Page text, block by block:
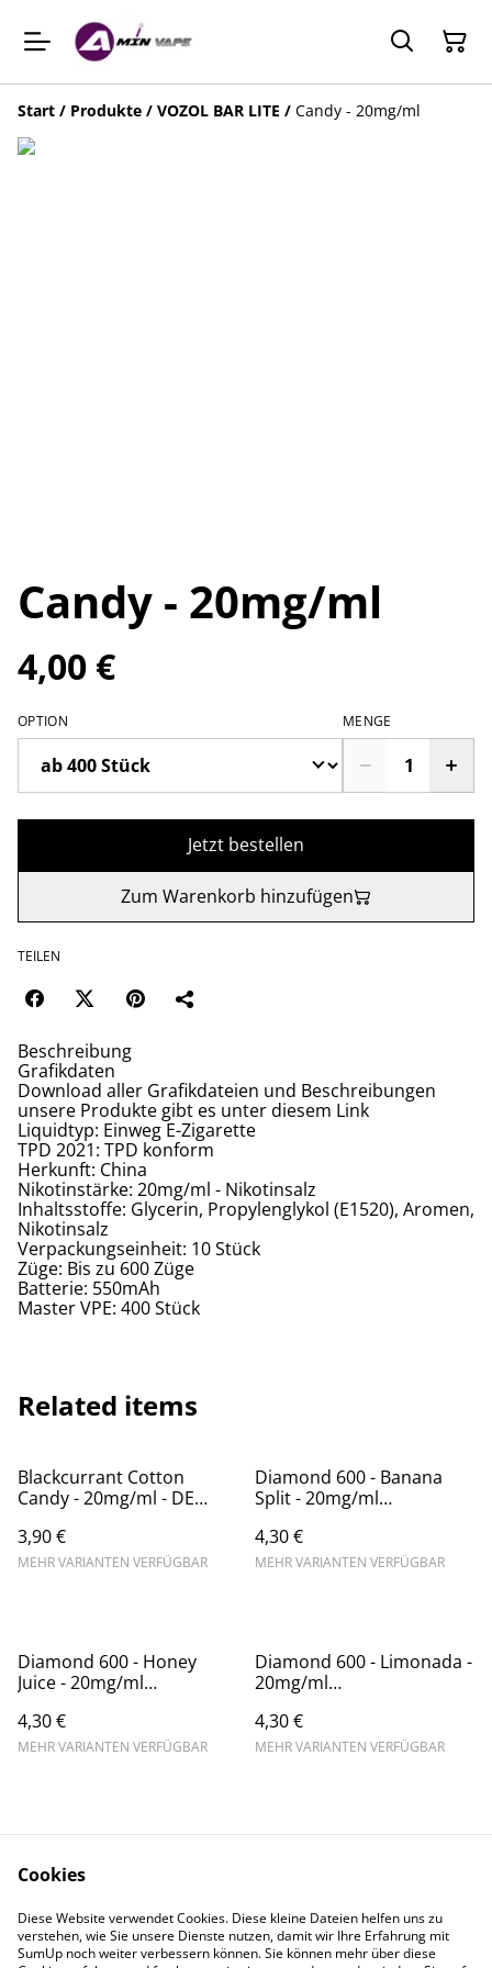
Start / Produkte / VOZOL BAR LITE / Candy - 20mg/ml
Candy - 20mg/ml
4,00 €
OPTION MENGE
Jetzt bestellen
Zum Warenkorb hinzufügen
TEILEN
Beschreibung
Grafikdaten
Download aller Grafikdateien und Beschreibungen
unsere Produkte gibt es unter diesem Link
Liquidtyp: Einweg E-Zigarette
TPD 2021: TPD konform
Herkunft: China
Nikotinstärke: 20mg/ml - Nikotinsalz
Inhaltsstoffe: Glycerin, Propylenglykol (E1520), Aromen,
Nikotinsalz
Verpackungseinheit: 10 Stück
Züge: Bis zu 600 Züge
Batterie: 550mAh
Master VPE: 400 Stück
Related items
Blackcurrant Cotton
Candy - 20mg/ml - DE
3,90 €
MEHR VARIANTEN VERFÜGBAR
Diamond 600 - Banana
Split - 20mg/ml
Steuerware
4,30 €
MEHR VARIANTEN VERFÜGBAR
Diamond 600 - Honey
Juice - 20mg/ml
Steuerware
4,30 €
MEHR VARIANTEN VERFÜGBAR
Diamond 600 - Limonada -
20mg/ml
Steuerware
4,30 €
MEHR VARIANTEN VERFÜGBAR
Contact Us
Legal Terms
Privacy Policy
Cookie Policy
Cookies
Diese Website verwendet Cookies. Diese kleine Dateien helfen uns zu
verstehen, wie Sie unsere Dienste nutzen, damit wir Ihre Erfahrung mit
SumUp noch weiter verbessern können. Sie können mehr über diese